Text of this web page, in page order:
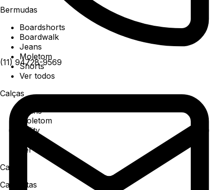
(11) 94728-9569
Bermudas
Boardshorts
Boardwalk
Jeans
Moletom
Shorts
Ver todos
Calças
Jeans
Moletom
Utility
Ver todos
Camisa
Camisetas